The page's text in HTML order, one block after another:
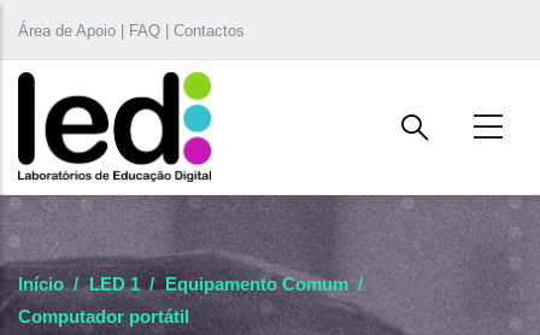
Passar para o conteúdo principal
Área de Apoio | FAQ | Contactos
Início / LED 1 / Equipamento Comum /
Computador portátil